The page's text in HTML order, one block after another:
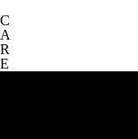
C
A
R
E